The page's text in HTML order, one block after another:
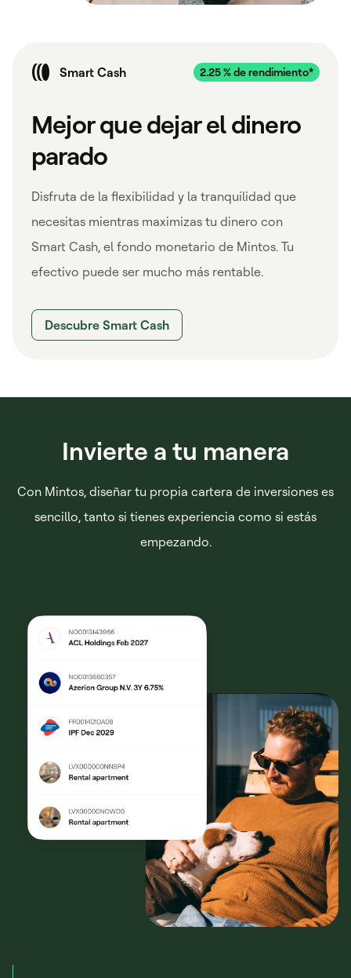
Smart Cash
Mejor que dejar el dinero
parado
Disfruta de la flexibilidad y la tranquilidad que
necesitas mientras maximizas tu dinero con
Smart Cash, el fondo monetario de Mintos. Tu
efectivo puede ser mucho más rentable.
Descubre Smart Cash
Invierte a tu manera
Con Mintos, diseñar tu propia cartera de inversiones es
sencillo, tanto si tienes experiencia como si estás
empezando.